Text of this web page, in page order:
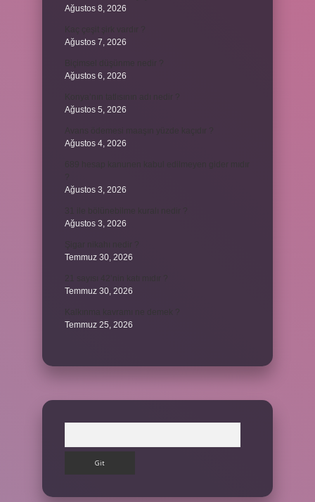
Ağustos 8, 2026
Ağustos 7, 2026
Ağustos 6, 2026
Ağustos 5, 2026
Ağustos 4, 2026
Ağustos 3, 2026
Ağustos 3, 2026
Temmuz 30, 2026
Temmuz 30, 2026
Temmuz 25, 2026